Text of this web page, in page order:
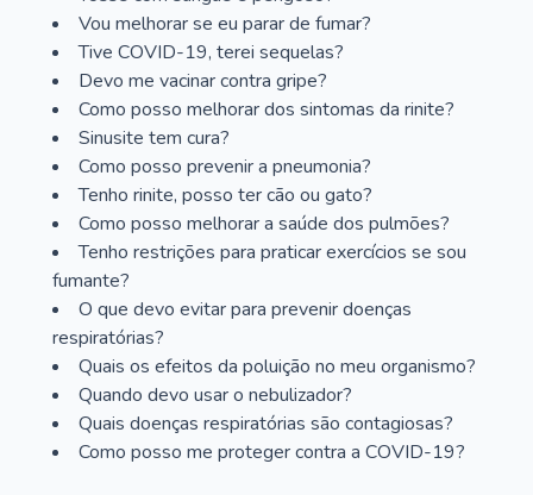
Vou melhorar se eu parar de fumar?
Tive COVID-19, terei sequelas?
Devo me vacinar contra gripe?
Como posso melhorar dos sintomas da rinite?
Sinusite tem cura?
Como posso prevenir a pneumonia?
Tenho rinite, posso ter cão ou gato?
Como posso melhorar a saúde dos pulmões?
Tenho restrições para praticar exercícios se sou
fumante?
O que devo evitar para prevenir doenças
respiratórias?
Quais os efeitos da poluição no meu organismo?
Quando devo usar o nebulizador?
Quais doenças respiratórias são contagiosas?
Como posso me proteger contra a COVID-19?